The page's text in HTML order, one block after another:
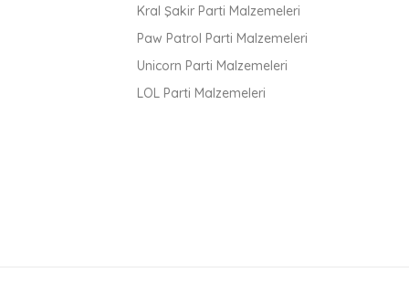
Kral Şakir Parti Malzemeleri
Paw Patrol Parti Malzemeleri
Unicorn Parti Malzemeleri
LOL Parti Malzemeleri